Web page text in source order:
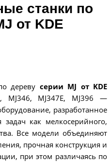
станки по
от KDE
дереву серии MJ от KDE
MJ346, MJ347E, MJ396 —
разработанное
как мелкосерийного,
Все модели объединяют
прочная конструкция и
при этом различаясь по